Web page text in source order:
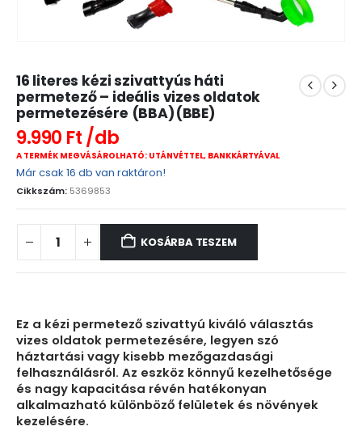
16 literes kézi szivattyús háti
permetező – ideális vizes oldatok
permetezésére (BBA)(BBE)
9.990 Ft
A TERMÉK MEGVÁSÁROLHATÓ: UTÁNVÉTTEL, BANKKÁRTYÁVAL
Már csak 16 db van raktáron!
Cikkszám: 5369853
KOSÁRBA TESZEM
Ez a kézi permetező szivattyú kiváló választás
vizes oldatok permetezésére, legyen szó
háztartási vagy kisebb mezőgazdasági
felhasználásról. Az eszköz könnyű kezelhetősége
és nagy kapacitása révén hatékonyan
alkalmazható különböző felületek és növények
kezelésére.